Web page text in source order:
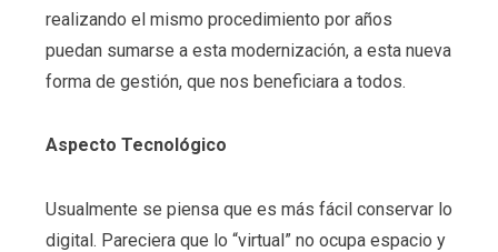
realizando el mismo procedimiento por años
puedan sumarse a esta modernización, a esta nueva
forma de gestión, que nos beneficiara a todos.
Aspecto Tecnológico
Usualmente se piensa que es más fácil conservar lo
digital. Pareciera que lo “virtual” no ocupa espacio y